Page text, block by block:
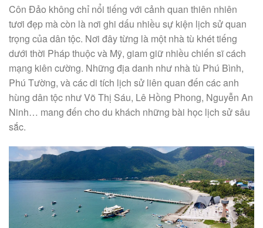
Côn Đảo không chỉ nổi tiếng với cảnh quan thiên nhiên
tươi đẹp mà còn là nơi ghi dấu nhiều sự kiện lịch sử quan
trọng của dân tộc. Nơi đây từng là một nhà tù khét tiếng
dưới thời Pháp thuộc và Mỹ, giam giữ nhiều chiến sĩ cách
mạng kiên cường. Những địa danh như nhà tù Phú Bình,
Phú Tường, và các di tích lịch sử liên quan đến các anh
hùng dân tộc như Võ Thị Sáu, Lê Hồng Phong, Nguyễn An
Ninh… mang đến cho du khách những bài học lịch sử sâu
sắc.